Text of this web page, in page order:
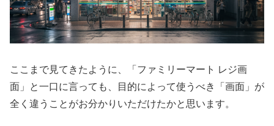
ここまで見てきたように、「ファミリーマート レジ画
面」と一口に言っても、目的によって使うべき「画面」が
全く違うことがお分かりいただけたかと思います。